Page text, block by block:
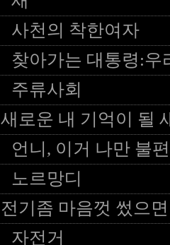
사천의 착한여자
찾아가는 대통령:우
주류사회
새로운 내 기억이 될
언니, 이거 나만 불
노르망디
전기좀 마음껏 썼으
자전거